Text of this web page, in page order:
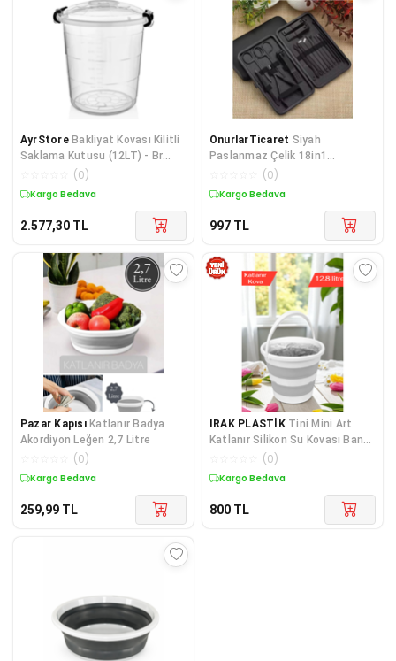
AyrStore Bakliyat Kovası Kilitli
Saklama Kutusu (12LT) - Br
(0)
Kargo Bedava
2.577,30 TL
OnurlarTicaret Siyah
Paslanmaz Çelik 18in1
Profesyonel Manikür Tırnak
(0)
Kargo Bedava
997 TL
Pazar Kapısı Katlanır Badya
Akordiyon Leğen 2,7 Litre
(0)
Kargo Bedava
259,99 TL
IRAK PLASTİK Tini Mini Art
Katlanır Silikon Su Kovası Banyo
Temizlik Kovası Sk-315 12,8
(0)
Kargo Bedava
800 TL